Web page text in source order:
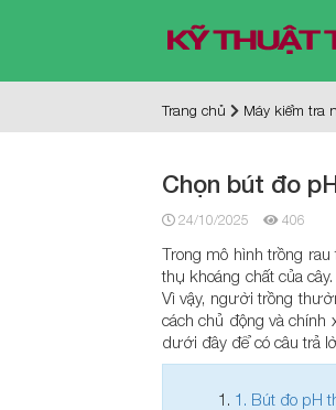
Trang chủ Máy kiểm tra
Chọn bút đo
24/10/2025 406
Trong mô hình trồng
thụ khoáng chất của
Vì vậy, người trồng
cách chủ động và chính
dưới đây để có câu trả
1. Bút đo pH